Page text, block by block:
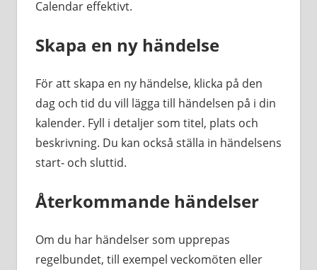
Calendar effektivt.
Skapa en ny händelse
För att skapa en ny händelse, klicka på den
dag och tid du vill lägga till händelsen på i din
kalender. Fyll i detaljer som titel, plats och
beskrivning. Du kan också ställa in händelsens
start- och sluttid.
Återkommande händelser
Om du har händelser som upprepas
regelbundet, till exempel veckomöten eller